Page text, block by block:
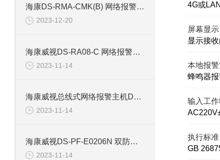
海康DS-RMA-CMK(B) 网络报警主机RS485接口
2023-12-20
海康威视DS-RA08-C 网络报警主机防区
2023-11-14
海康威视总线式网络报警主机DS-29A08-01BN
2023-11-14
海康威视DS-PF-E0206N 双防区脉冲电子围栏主机
2023-11-14
4G或
屏幕显
显示接
本地报
蜂鸣器
输入工
执行标
GB